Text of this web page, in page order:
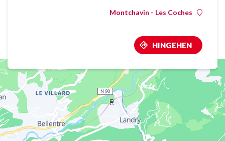
Montchavin - Les Coches
HINGEHEN